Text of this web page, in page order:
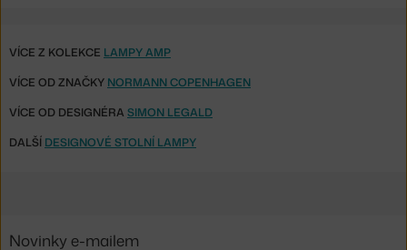
VÍCE Z KOLEKCE LAMPY AMP
VÍCE OD ZNAČKY NORMANN COPENHAGEN
VÍCE OD DESIGNÉRA SIMON LEGALD
DALŠÍ DESIGNOVÉ STOLNÍ LAMPY
Novinky e-mailem